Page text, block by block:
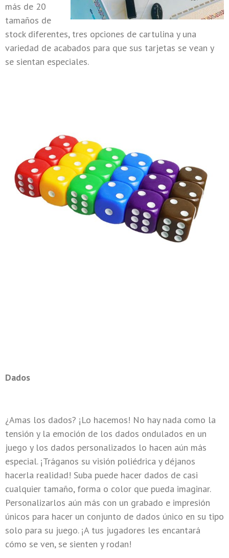
más de 20
tamaños de
stock diferentes, tres opciones de cartulina y una
variedad de acabados para que sus tarjetas se vean y
se sientan especiales.
Dados
¿Amas los dados? ¡Lo hacemos! No hay nada como la
tensión y la emoción de los dados ondulados en un
juego y los dados personalizados lo hacen aún más
especial. ¡Tráganos su visión poliédrica y déjanos
hacerla realidad! Suba puede hacer dados de casi
cualquier tamaño, forma o color que pueda imaginar.
Personalizarlos aún más con un grabado e impresión
únicos para hacer un conjunto de dados único en su tipo
solo para su juego. ¡A tus jugadores les encantará
cómo se ven, se sienten y rodan!